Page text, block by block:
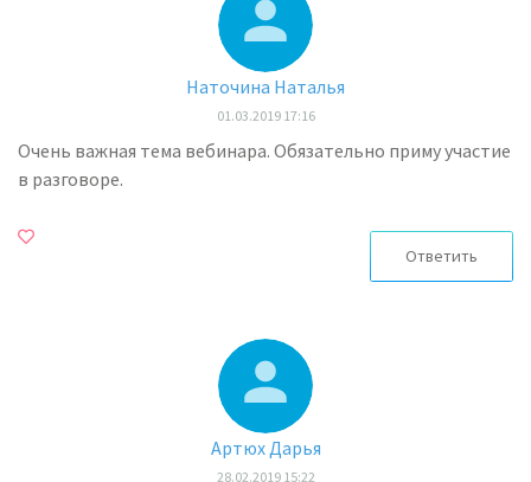
Наточина Наталья
01.03.2019 17:16
Очень важная тема вебинара. Обязательно приму участие
в разговоре.
Ответить
Артюх Дарья
28.02.2019 15:22